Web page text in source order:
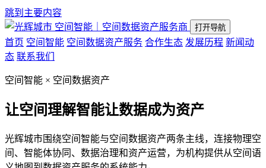
跳到主要内容
空间智能｜空间数据资产服务商
打开导航
首页 空间智能 空间数据资产服务 合作生态 发展历程 新闻动
态 联系我们
空间智能 × 空间数据资产
让空间理解智能让数据成为资产
光辉城市围绕空间智能与空间数据资产两条主线，连接物理空
间、智能体协同、数据治理和资产运营，为机构提供从空间语